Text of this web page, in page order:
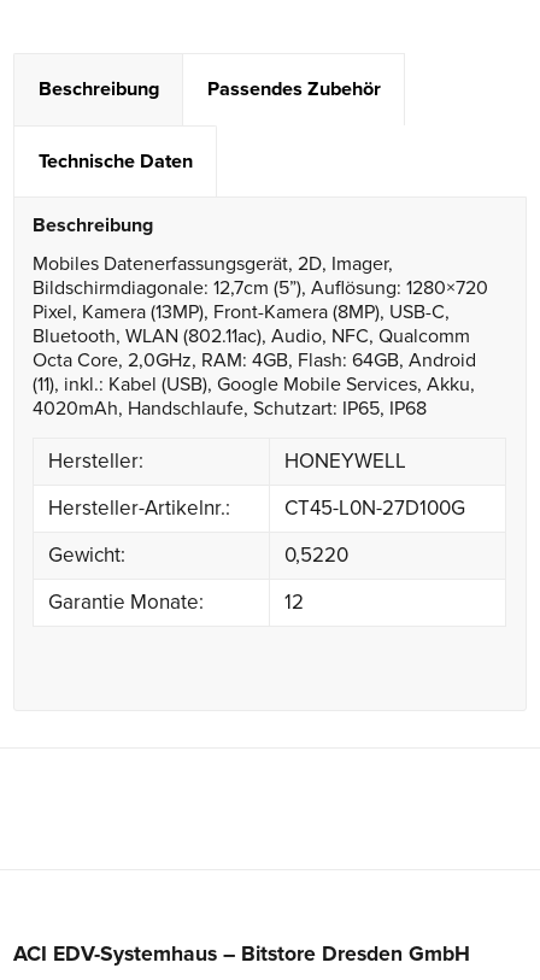
Beschreibung Passendes Zubehör
Technische Daten
Beschreibung
Mobiles Datenerfassungsgerät, 2D, Imager,
Bildschirmdiagonale: 12,7cm (5”), Auflösung: 1280×720
Pixel, Kamera (13MP), Front-Kamera (8MP), USB-C,
Bluetooth, WLAN (802.11ac), Audio, NFC, Qualcomm
Octa Core, 2,0GHz, RAM: 4GB, Flash: 64GB, Android
(11), inkl.: Kabel (USB), Google Mobile Services, Akku,
4020mAh, Handschlaufe, Schutzart: IP65, IP68
Hersteller:
HONEYWELL
Hersteller-Artikelnr.:
CT45-L0N-27D100G
Gewicht:
0,5220
Garantie Monate:
12
ACI EDV-Systemhaus – Bitstore Dresden GmbH